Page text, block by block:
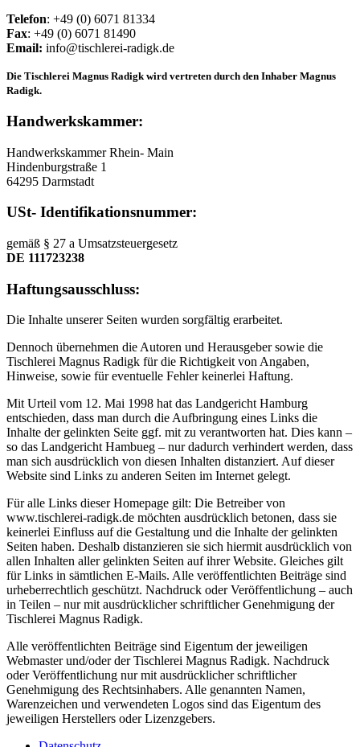
Telefon: +49 (0) 6071 81334
Fax: +49 (0) 6071 81490
Email: info@tischlerei-radigk.de
Die Tischlerei Magnus Radigk wird vertreten durch den Inhaber Magnus
Radigk.
Handwerkskammer:
Handwerkskammer Rhein- Main
Hindenburgstraße 1
64295 Darmstadt
USt- Identifikationsnummer:
gemäß § 27 a Umsatzsteuergesetz
DE 111723238
Haftungsausschluss:
Die Inhalte unserer Seiten wurden sorgfältig erarbeitet.
Dennoch übernehmen die Autoren und Herausgeber sowie die
Tischlerei Magnus Radigk für die Richtigkeit von Angaben,
Hinweise, sowie für eventuelle Fehler keinerlei Haftung.
Mit Urteil vom 12. Mai 1998 hat das Landgericht Hamburg
entschieden, dass man durch die Aufbringung eines Links die
Inhalte der gelinkten Seite ggf. mit zu verantworten hat. Dies kann –
so das Landgericht Hambueg – nur dadurch verhindert werden, dass
man sich ausdrücklich von diesen Inhalten distanziert. Auf dieser
Website sind Links zu anderen Seiten im Internet gelegt.
Für alle Links dieser Homepage gilt: Die Betreiber von
www.tischlerei-radigk.de möchten ausdrücklich betonen, dass sie
keinerlei Einfluss auf die Gestaltung und die Inhalte der gelinkten
Seiten haben. Deshalb distanzieren sie sich hiermit ausdrücklich von
allen Inhalten aller gelinkten Seiten auf ihrer Website. Gleiches gilt
für Links in sämtlichen E-Mails. Alle veröffentlichten Beiträge sind
urheberrechtlich geschützt. Nachdruck oder Veröffentlichung – auch
in Teilen – nur mit ausdrücklicher schriftlicher Genehmigung der
Tischlerei Magnus Radigk.
Alle veröffentlichten Beiträge sind Eigentum der jeweiligen
Webmaster und/oder der Tischlerei Magnus Radigk. Nachdruck
oder Veröffentlichung nur mit ausdrücklicher schriftlicher
Genehmigung des Rechtsinhabers. Alle genannten Namen,
Warenzeichen und verwendeten Logos sind das Eigentum des
jeweiligen Herstellers oder Lizenzgebers.